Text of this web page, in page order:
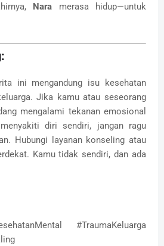
Nara merasa hidup—untuk
ini mengandung isu kesehatan
Jika kamu atau seseorang
mengalami tekanan emosional
diri sendiri, jangan ragu
Hubungi layanan konseling atau
Kamu tidak sendiri, dan ada
#TraumaKeluarga